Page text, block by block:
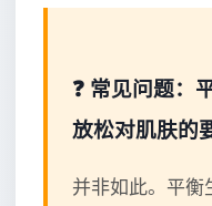
❓ 常见问题：
放松对肌肤的
并非如此。平衡